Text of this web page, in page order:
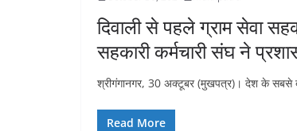
दिवाली से पहले ग्राम सेवा
सहकारी कर्मचारी संघ ने
श्रीगंगानगर, 30 अक्टूबर (मुखपत्र)। देश के सबसे
Read More